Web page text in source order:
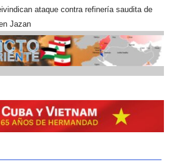
ataque contra refinería saudita de
Jazan